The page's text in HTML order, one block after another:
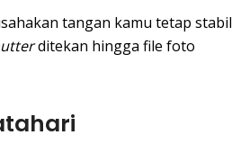
tangan kamu tetap stabil
ditekan hingga file foto